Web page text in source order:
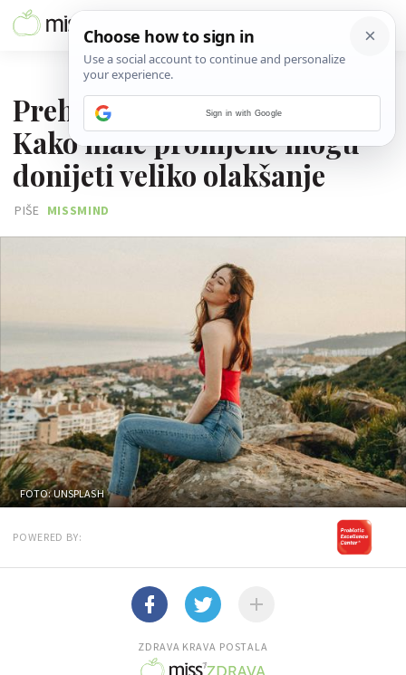
Prehrana, stres i crijeva:
Kako male promjene mogu
donijeti veliko olakšanje
PIŠE MISSMIND
FOTO: UNSPLASH
POWERED BY:
ZDRAVA KRAVA POSTALA
Sign in with Google